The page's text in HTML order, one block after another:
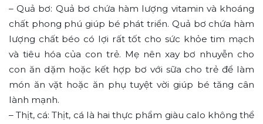
– Quả bơ: Quả bơ chứa hàm lượng vitamin và khoáng
chất phong phú giúp bé phát triển. Quả bơ chứa hàm
lượng chất béo có lợi rất tốt cho sức khỏe tim mạch
và tiêu hóa của con trẻ. Mẹ nên xay bơ nhuyễn cho
con ăn dặm hoặc kết hợp bơ với sữa cho trẻ để làm
món ăn vặt hoặc ăn phụ tuyệt vời giúp bé tăng cân
lành mạnh.
– Thịt, cá: Thịt, cá là hai thực phẩm giàu calo không thể